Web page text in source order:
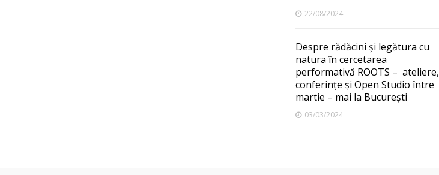
22/08/2024
Despre rădăcini și legătura cu
natura în cercetarea
performativă ROOTS – ateliere,
conferințe și Open Studio între
martie – mai la București
03/03/2024